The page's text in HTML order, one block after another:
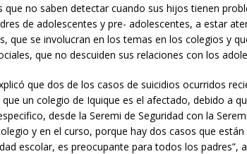
que no saben detectar cuando sus hijos tienen
de adolescentes y pre- adolescentes, a estar
que se involucran en los temas en los colegios y
que no descuiden sus relaciones con los
que dos de los casos de suicidios ocurridos
un colegio de Iquique es el afectado, debido a
desde la Seremi de Seguridad con la
y en el curso, porque hay dos casos que
escolar, es preocupante para todos los padres”,